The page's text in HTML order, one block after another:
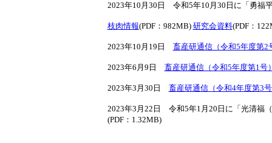
2023年10月30日 令和5年10月30日に「勇福
枝肉情報(PDF：982MB) 研究会資料(PDF：
2023年10月19日 畜産研通信（令和5年度第2
2023年6月9日 畜産研通信（令和5年度第1号
2023年3月30日 畜産研通信（令和4年度第3
2023年3月22日 令和5年1月20日に「光清福
(PDF：1.32MB)